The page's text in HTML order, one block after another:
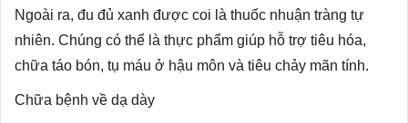
Ngoài ra, đu đủ xanh được coi là thuốc nhuận tràng tự
nhiên. Chúng có thể là thực phẩm giúp hỗ trợ tiêu hóa,
chữa táo bón, tụ máu ở hậu môn và tiêu chảy mãn tính.
Chữa bệnh về dạ dày